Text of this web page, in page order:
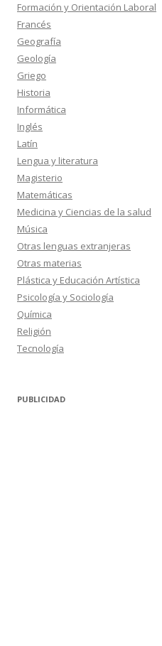
Formación y Orientación Laboral
Francés
Geografía
Geología
Griego
Historia
Informática
Inglés
Latín
Lengua y literatura
Magisterio
Matemáticas
Medicina y Ciencias de la salud
Música
Otras lenguas extranjeras
Otras materias
Plástica y Educación Artística
Psicología y Sociología
Química
Religión
Tecnología
PUBLICIDAD